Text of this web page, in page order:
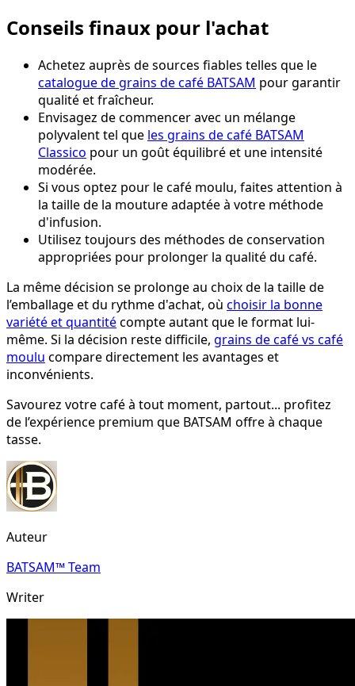
Conseils finaux pour l'achat
Achetez auprès de sources fiables telles que le
catalogue de grains de café BATSAM pour garantir
qualité et fraîcheur.
Envisagez de commencer avec un mélange
polyvalent tel que les grains de café BATSAM
Classico pour un goût équilibré et une intensité
modérée.
Si vous optez pour le café moulu, faites attention à
la taille de la mouture adaptée à votre méthode
d'infusion.
Utilisez toujours des méthodes de conservation
appropriées pour prolonger la qualité du café.
La même décision se prolonge au choix de la taille de
l’emballage et du rythme d'achat, où choisir la bonne
variété et quantitécompte autant que le format lui-
même. Si la décision reste difficile, grains de café vs café
moulu compare directement les avantages et
inconvénients.
Savourez votre café à tout moment, partout... profitez
de l’expérience premium que BATSAM offre à chaque
tasse.
Auteur
BATSAM™ Team
Writer